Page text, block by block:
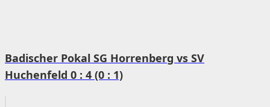
Badischer Pokal SG Horrenberg vs SV
Huchenfeld 0 : 4 (0 : 1)